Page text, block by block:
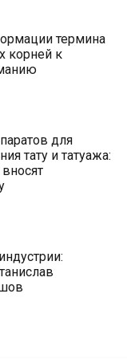
термина
корней к
для
тату и татуажа: